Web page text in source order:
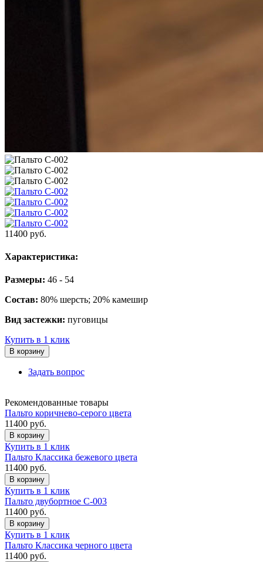
11400 руб.
Характеристика:
Размеры: 46 - 54
Состав: 80% шерсть; 20% камешир
Вид застежки: пуговицы
Купить в 1 клик
В корзину
Задать вопрос
Рекомендованные товары
Пальто коричнево-серого цвета
11400 руб.
В корзину
Купить в 1 клик
Пальто Классика бежевого цвета
11400 руб.
В корзину
Купить в 1 клик
Пальто двубортное C-003
11400 руб.
В корзину
Купить в 1 клик
Пальто Классика черного цвета
11400 руб.